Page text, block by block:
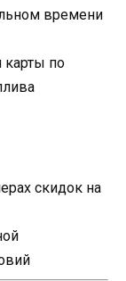
времени
карты по
скидок на